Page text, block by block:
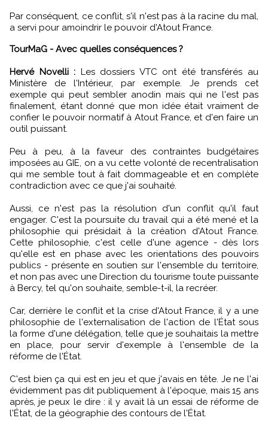
Par conséquent, ce conflit, s'il n'est pas à la racine du mal,
a servi pour amoindrir le pouvoir d'Atout France.
TourMaG - Avec quelles conséquences ?
Hervé Novelli : Les dossiers VTC ont été transférés au
Ministère de l'Intérieur, par exemple. Je prends cet
exemple qui peut sembler anodin mais qui ne l'est pas
finalement, étant donné que mon idée était vraiment de
confier le pouvoir normatif à Atout France, et d'en faire un
outil puissant.
Peu à peu, à la faveur des contraintes budgétaires
imposées au GIE, on a vu cette volonté de recentralisation
qui me semble tout à fait dommageable et en complète
contradiction avec ce que j'ai souhaité.
Aussi, ce n'est pas la résolution d'un conflit qu'il faut
engager. C'est la poursuite du travail qui a été mené et la
philosophie qui présidait à la création d'Atout France.
Cette philosophie, c'est celle d'une agence - dès lors
qu'elle est en phase avec les orientations des pouvoirs
publics - présente en soutien sur l'ensemble du territoire,
et non pas avec une Direction du tourisme toute puissante
à Bercy, tel qu'on souhaite, semble-t-il, la recréer.
Car, derrière le conflit et la crise d'Atout France, il y a une
philosophie de l'externalisation de l'action de l'État sous
la forme d'une délégation, telle que je souhaitais la mettre
en place, pour servir d'exemple à l'ensemble de la
réforme de l'État.
C'est bien ça qui est en jeu et que j'avais en tête. Je ne l'ai
évidemment pas dit publiquement à l'époque, mais 15 ans
après, je peux le dire : il y avait là un essai de réforme de
l'État, de la géographie des contours de l'État.